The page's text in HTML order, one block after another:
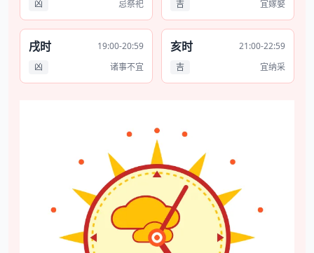
凶
忌祭祀
吉
宜嫁娶
戌时
19:00-20:59
凶
诸事不宜
亥时
21:00-22:59
吉
宜纳采